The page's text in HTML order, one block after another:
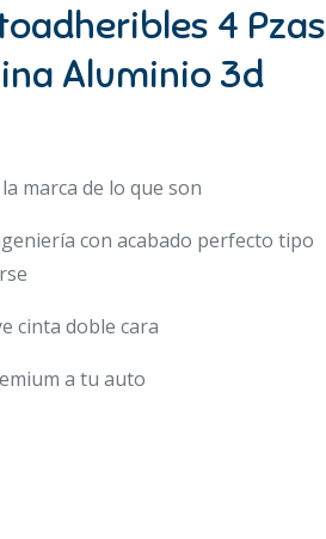
4 Pzas
Aluminio 3d
marca de lo que son
con acabado perfecto tipo
cinta doble cara
a tu auto